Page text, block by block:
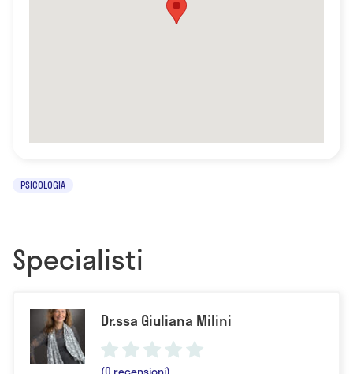
PSICOLOGIA
Specialisti
Dr.ssa Giuliana Milini